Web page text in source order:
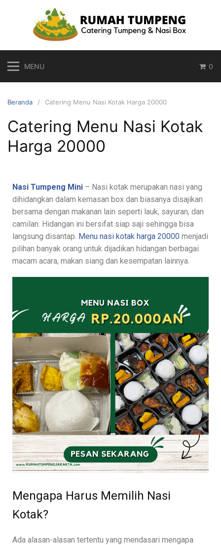
MENU 0
Beranda Catering Menu Nasi Kotak Harga 20000
Catering Menu Nasi Kotak
Harga 20000
Nasi Tumpeng Mini – Nasi kotak merupakan nasi yang
dihidangkan dalam kemasan box dan biasanya disajikan
bersama dengan makanan lain seperti lauk, sayuran, dan
camilan. Hidangan ini bersifat siap saji sehingga bisa
langsung disantap. Menu nasi kotak harga 20000 menjadi
pilihan banyak orang untuk dijadikan hidangan berbagai
macam acara, makan siang dan kesempatan lainnya.
Mengapa Harus Memilih Nasi
Kotak?
Ada alasan-alasan tertentu yang mendasari mengapa